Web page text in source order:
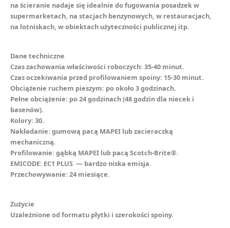
na ścieranie nadaje się idealnie do fugowania posadzek w
supermarketach, na stacjach benzynowych, w restauracjach,
na lotniskach, w obiektach użyteczności publicznej itp.
Dane techniczne
Czas zachowania właściwości roboczych: 35-40 minut.
Czas oczekiwania przed profilowaniem spoiny: 15-30 minut.
Obciążenie ruchem pieszym: po około 3 godzinach.
Pełne obciążenie: po 24 godzinach (48 godzin dla niecek i
basenów).
Kolory: 30.
Nakładanie: gumową pacą MAPEI lub zacieraczką
mechaniczną.
Profilowanie: gąbką MAPEI lub pacą Scotch-Brite®.
EMICODE: EC1 PLUS — bardzo niska emisja.
Przechowywanie: 24 miesiące.
Zużycie
Uzależnione od formatu płytki i szerokości spoiny.